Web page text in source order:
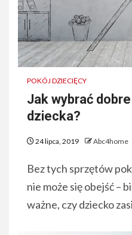
POKÓJ DZIECIĘCY
Jak wybrać
dziecka?
24 lipca, 2019 Abc4home
Bez tych sprzętów
nie może się obejść –
ważne, czy dziecko